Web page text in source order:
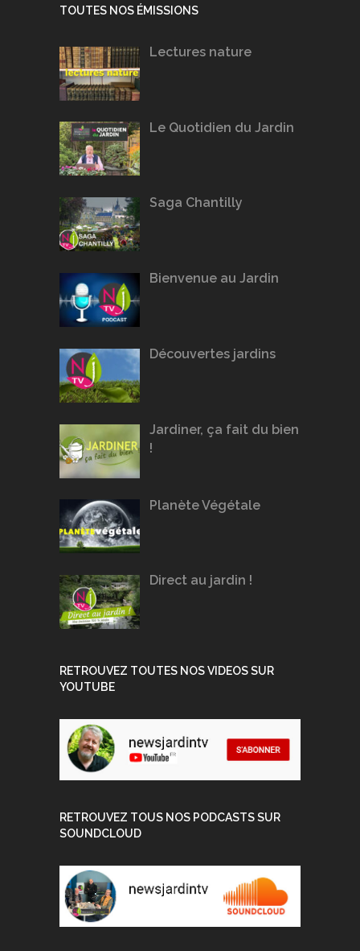
TOUTES NOS ÉMISSIONS
Lectures nature
Le Quotidien du Jardin
Saga Chantilly
Bienvenue au Jardin
Découvertes jardins
Jardiner, ça fait du bien
!
Planète Végétale
Direct au jardin !
RETROUVEZ TOUTES NOS VIDEOS SUR
YOUTUBE
RETROUVEZ TOUS NOS PODCASTS SUR
SOUNDCLOUD